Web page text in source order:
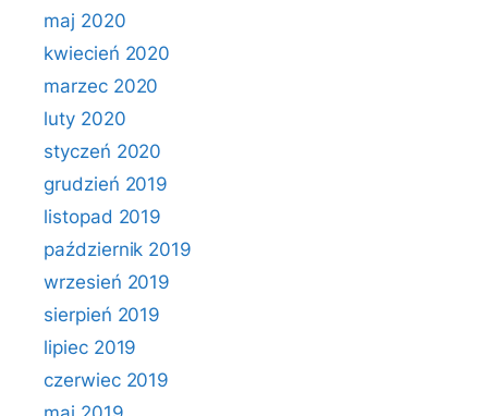
maj 2020
kwiecień 2020
marzec 2020
luty 2020
styczeń 2020
grudzień 2019
listopad 2019
październik 2019
wrzesień 2019
sierpień 2019
lipiec 2019
czerwiec 2019